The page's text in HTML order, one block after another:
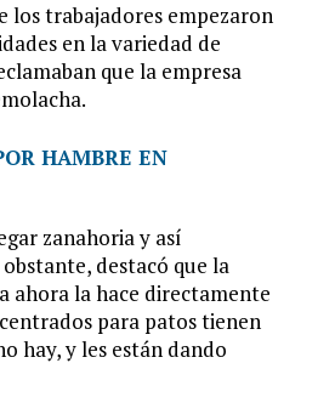
los trabajadores empezaron
en la variedad de
que la empresa
zanahoria y así
destacó que la
ahora la hace directamente
para patos tienen
hay, y les están dando